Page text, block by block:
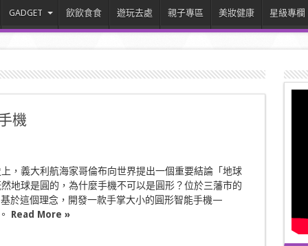
GADGET 飲飲食食 遊玩去處 親子專區 美妝健康 星級專欄
機
，義大利航海家哥倫布向世界提出一個重要結論「地球
地球是圓的，為什麼手機不可以是圓形？位於三藩市的
於這個理念，開發一款手掌大小的圓形智能手機—
Read More »